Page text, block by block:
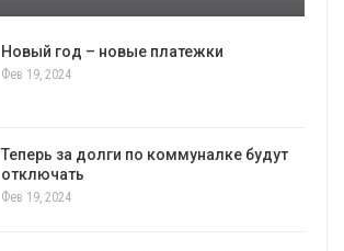
Новый год – новые платежки
Фев 19, 2024
Теперь за долги по коммуналке будут
отключать
Фев 19, 2024